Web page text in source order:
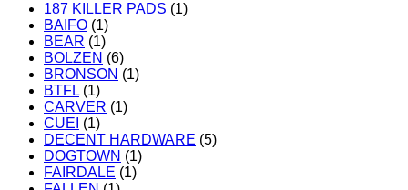
187 KILLER PADS (1)
BAIFO (1)
BEAR (1)
BOLZEN (6)
BRONSON (1)
BTFL (1)
CARVER (1)
CUEI (1)
DECENT HARDWARE (5)
DOGTOWN (1)
FAIRDALE (1)